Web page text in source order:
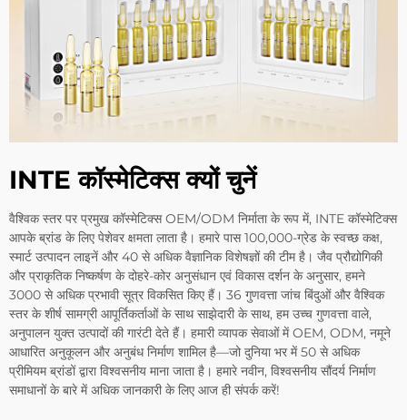
INTE कॉस्मेटिक्स क्यों चुनें
वैश्विक स्तर पर प्रमुख कॉस्मेटिक्स OEM/ODM निर्माता के रूप में, INTE कॉस्मेटिक्स
आपके ब्रांड के लिए पेशेवर क्षमता लाता है। हमारे पास 100,000-ग्रेड के स्वच्छ कक्ष,
स्मार्ट उत्पादन लाइनें और 40 से अधिक वैज्ञानिक विशेषज्ञों की टीम है। जैव प्रौद्योगिकी
और प्राकृतिक निष्कर्षण के दोहरे-कोर अनुसंधान एवं विकास दर्शन के अनुसार, हमने
3000 से अधिक प्रभावी सूत्र विकसित किए हैं। 36 गुणवत्ता जांच बिंदुओं और वैश्विक
स्तर के शीर्ष सामग्री आपूर्तिकर्ताओं के साथ साझेदारी के साथ, हम उच्च गुणवत्ता वाले,
अनुपालन युक्त उत्पादों की गारंटी देते हैं। हमारी व्यापक सेवाओं में OEM, ODM, नमूने
आधारित अनुकूलन और अनुबंध निर्माण शामिल है—जो दुनिया भर में 50 से अधिक
प्रीमियम ब्रांडों द्वारा विश्वसनीय माना जाता है। हमारे नवीन, विश्वसनीय सौंदर्य निर्माण
समाधानों के बारे में अधिक जानकारी के लिए आज ही संपर्क करें!